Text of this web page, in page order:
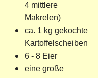
4 mittlere
Makrelen)
ca. 1 kg gekochte
Kartoffelscheiben
6 - 8 Eier
eine große